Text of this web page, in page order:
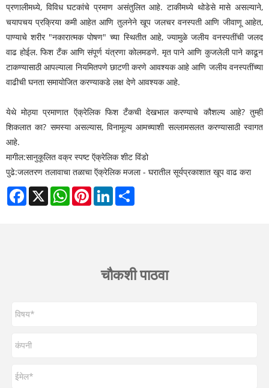
प्रणालीमध्ये, विविध घटकांचे प्रमाण असंतुलित आहे. टाकीमध्ये थोडेसे मासे असल्याने,
चयापचय प्रक्रिया कमी आहेत आणि तुलनेने खूप जलचर वनस्पती आणि जीवाणू आहेत,
पाण्याचे शरीर "नकारात्मक पोषण" च्या स्थितीत आहे, ज्यामुळे जलीय वनस्पतींची जलद
वाढ होईल. फिश टँक आणि संपूर्ण यंत्रणा कोलमडणे. मृत पाने आणि कुजलेली पाने काढून
टाकण्यासाठी आपल्याला नियमितपणे छाटणी करणे आवश्यक आहे आणि जलीय वनस्पतींच्या
वाढीची घनता समायोजित करण्याकडे लक्ष देणे आवश्यक आहे.
येथे मोठ्या प्रमाणात ऍक्रेलिक फिश टँकची देखभाल करण्याचे कौशल्य आहे? तुम्ही
शिकलात का? समस्या असल्यास, विनामूल्य आमच्याशी सल्लामसलत करण्यासाठी स्वागत
आहे.
मागील:सानुकूलित वक्र स्पष्ट ऍक्रेलिक शीट विंडो
पुढे:जलतरण तलावाचा तळाचा ऍक्रेलिक मजला - घरातील सूर्यप्रकाशात खूप वाढ करा
Facebook
X WhatsAppPinterestLinkedIn
चौकशी पाठवा